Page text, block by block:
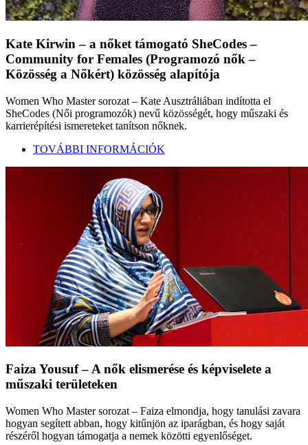
Kate Kirwin – a nőket támogató SheCodes –
Community for Females (Programozó nők –
Közösség a Nőkért) közösség alapítója
Women Who Master sorozat – Kate Ausztráliában indította el
SheCodes (Női programozók) nevű közösségét, hogy műszaki és
karrierépítési ismereteket tanítson nőknek.
TOVÁBBI INFORMÁCIÓK
Faiza Yousuf – A nők elismerése és képviselete a
műszaki területeken
Women Who Master sorozat – Faiza elmondja, hogy tanulási zavara
hogyan segített abban, hogy kitűnjön az iparágban, és hogy saját
részéről hogyan támogatja a nemek közötti egyenlőséget.